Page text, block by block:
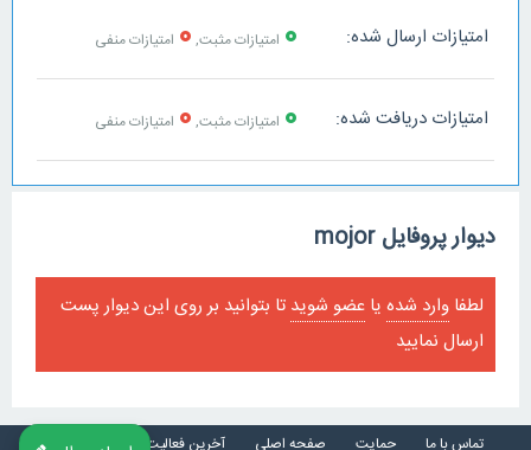
امتیازات ارسال شده: 0 امتیازات مثبت, 0 امتیازات منفی
امتیازات دریافت شده: 0 امتیازات مثبت, 0 امتیازات منفی
دیوار پروفایل mojor
لطفا وارد شده یا عضو شوید تا بتوانید بر روی این دیوار پست
ارسال نمایید
تماس با ما حمایت صفحه اصلی آخرین فعالیت ها